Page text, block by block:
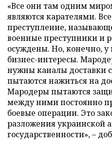
«Все они там одним
являются карателями.
преступление,
военные преступники и
осуждены. Но, конечно, у
бизнес-интересы.
нужны каналы доставки
пытаются нажиться на
Мародеры пытаются
между ними постоянно
боевые операции. Это
разложения украинской
государственности», –